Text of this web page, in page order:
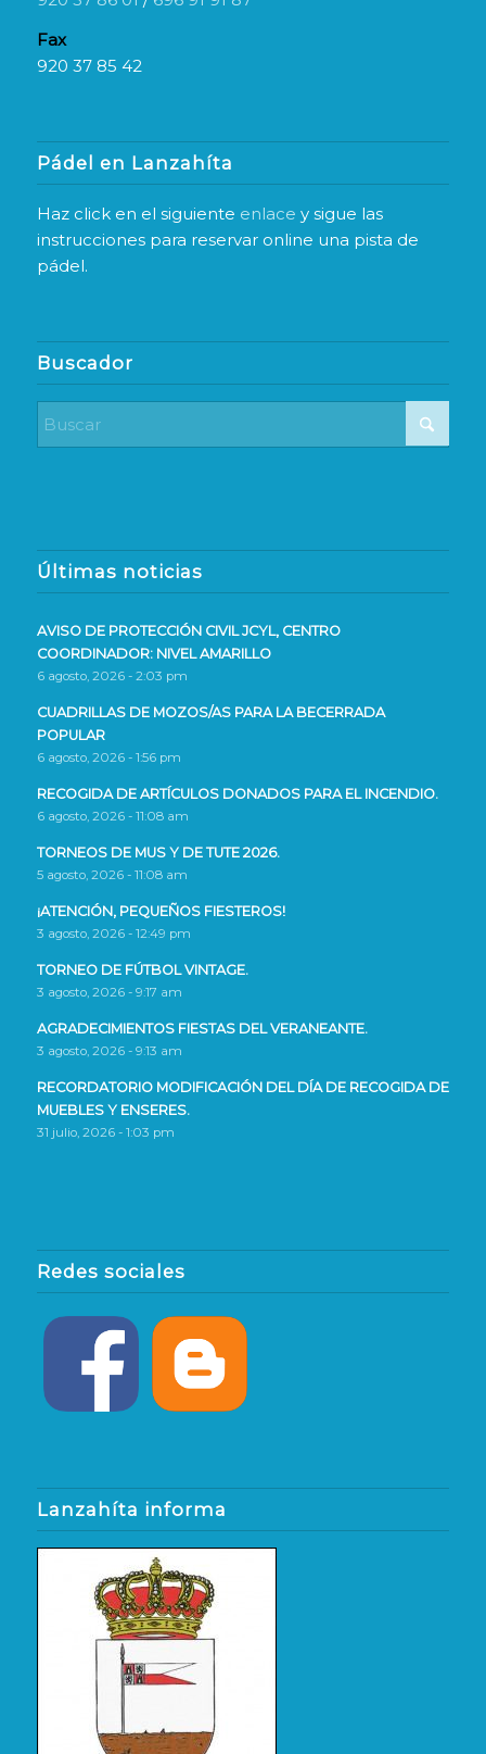
Fax
920 37 85 42
Pádel en Lanzahíta
Haz click en el siguiente enlace y sigue las
instrucciones para reservar online una pista de
pádel.
Buscador
Últimas noticias
AVISO DE PROTECCIÓN CIVIL JCYL, CENTRO
COORDINADOR: NIVEL AMARILLO
6 agosto, 2026 - 2:03 pm
CUADRILLAS DE MOZOS/AS PARA LA BECERRADA
POPULAR
6 agosto, 2026 - 1:56 pm
RECOGIDA DE ARTÍCULOS DONADOS PARA EL INCENDIO.
6 agosto, 2026 - 11:08 am
TORNEOS DE MUS Y DE TUTE 2026.
5 agosto, 2026 - 11:08 am
¡ATENCIÓN, PEQUEÑOS FIESTEROS!
3 agosto, 2026 - 12:49 pm
TORNEO DE FÚTBOL VINTAGE.
3 agosto, 2026 - 9:17 am
AGRADECIMIENTOS FIESTAS DEL VERANEANTE.
3 agosto, 2026 - 9:13 am
RECORDATORIO MODIFICACIÓN DEL DÍA DE RECOGIDA DE
MUEBLES Y ENSERES.
31 julio, 2026 - 1:03 pm
Redes sociales
Lanzahíta informa